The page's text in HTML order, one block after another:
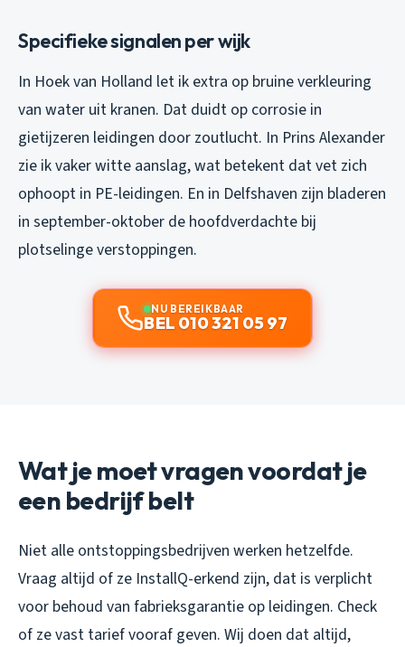
Specifieke signalen per wijk
In Hoek van Holland let ik extra op bruine verkleuring
van water uit kranen. Dat duidt op corrosie in
gietijzeren leidingen door zoutlucht. In Prins Alexander
zie ik vaker witte aanslag, wat betekent dat vet zich
ophoopt in PE-leidingen. En in Delfshaven zijn bladeren
in september-oktober de hoofdverdachte bij
plotselinge verstoppingen.
NU BEREIKBAAR
BEL 010 321 05 97
Wat je moet vragen voordat je
een bedrijf belt
Niet alle ontstoppingsbedrijven werken hetzelfde.
Vraag altijd of ze InstallQ-erkend zijn, dat is verplicht
voor behoud van fabrieksgarantie op leidingen. Check
of ze vast tarief vooraf geven. Wij doen dat altijd,